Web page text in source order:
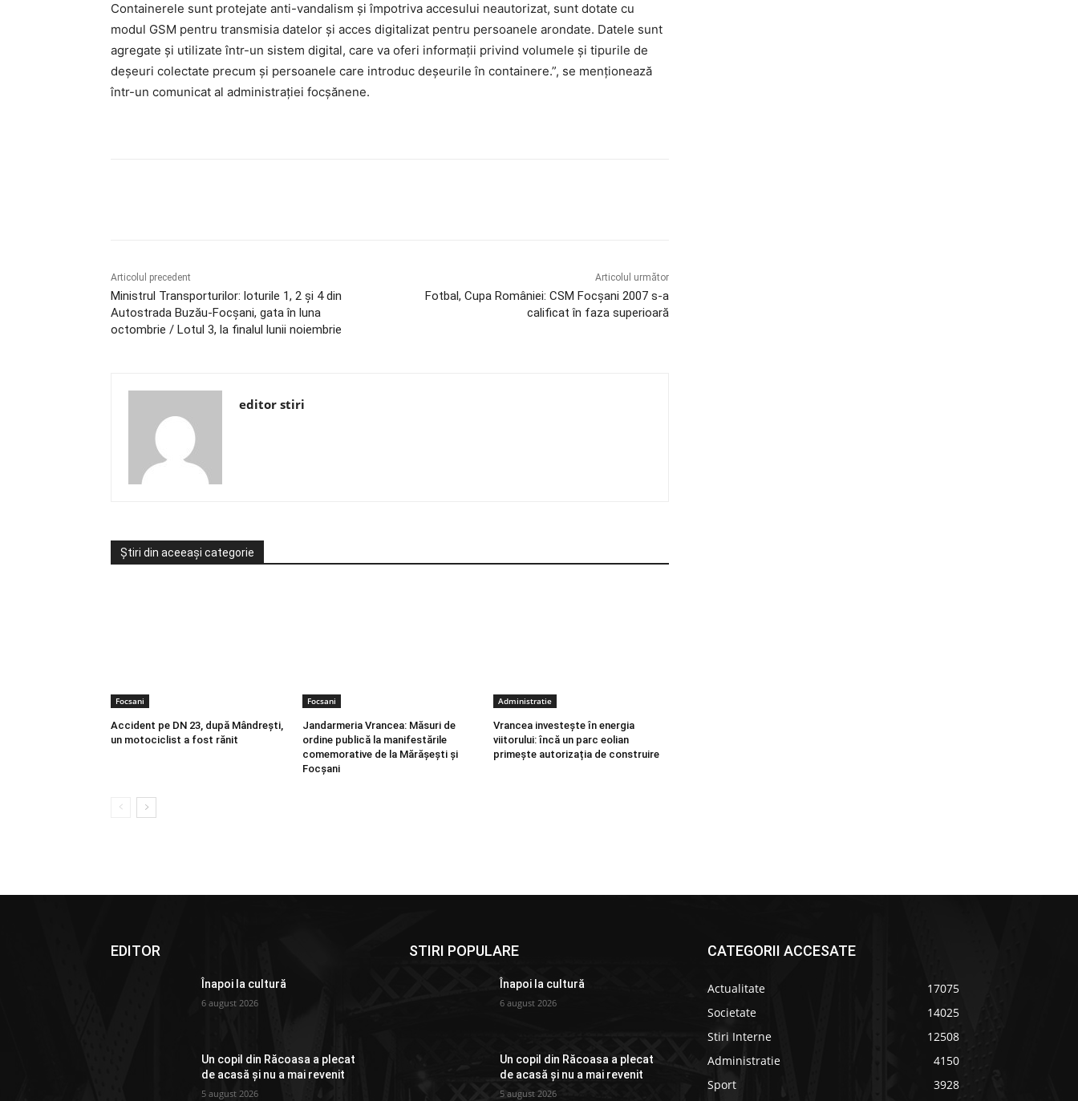
Containerele sunt protejate anti-vandalism și împotriva accesului neautorizat, sunt dotate cu
modul GSM pentru transmisia datelor și acces digitalizat pentru persoanele arondate. Datele sunt
agregate și utilizate într-un sistem digital, care va oferi informații privind volumele și tipurile de
deșeuri colectate precum și persoanele care introduc deșeurile în containere.”, se menționează
într-un comunicat al administrației focșănene.
Articolul precedent
Ministrul Transporturilor: loturile 1, 2 și 4 din
Autostrada Buzău-Focșani, gata în luna
octombrie / Lotul 3, la finalul lunii noiembrie
Articolul următor
Fotbal, Cupa României: CSM Focșani 2007 s-a
calificat în faza superioară
editor stiri
Știri din aceeași categorie
Focsani
Accident pe DN 23, după Mândrești,
un motociclist a fost rănit
Focsani
Jandarmeria Vrancea: Măsuri de
ordine publică la manifestările
comemorative de la Mărășești și
Focșani
Administratie
Vrancea investește în energia
viitorului: încă un parc eolian
primește autorizația de construire
EDITOR
Înapoi la cultură
6 august 2026
Un copil din Răcoasa a plecat
de acasă și nu a mai revenit
5 august 2026
STIRI POPULARE
Înapoi la cultură
6 august 2026
Un copil din Răcoasa a plecat
de acasă și nu a mai revenit
5 august 2026
CATEGORII ACCESATE
Actualitate
17075
Societate
14025
Stiri Interne
12508
Administratie
4150
Sport
3928